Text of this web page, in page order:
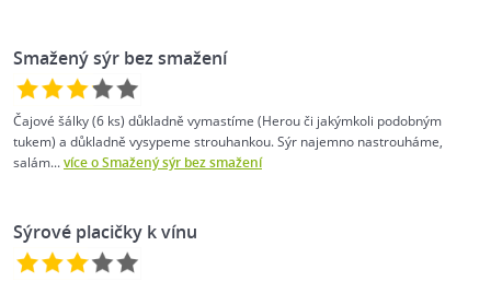
Smažený sýr bez smažení
Čajové šálky (6 ks) důkladně vymastíme (Herou či jakýmkoli podobným
tukem) a důkladně vysypeme strouhankou. Sýr najemno nastrouháme,
salám...více o Smažený sýr bez smažení
Sýrové placičky k vínu